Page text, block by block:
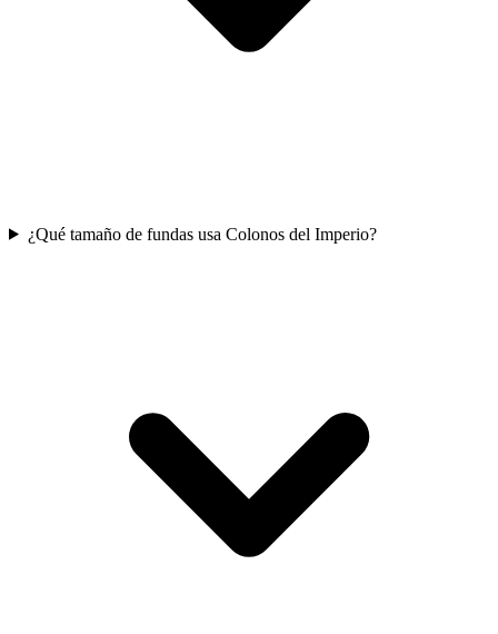
¿Qué tamaño de fundas usa Colonos del Imperio?